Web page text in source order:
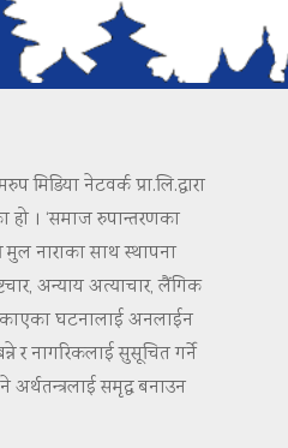
नेटवर्क प्रा.लि.द्वारा
हो । ‘समाज रुपान्तरणका
मुल नाराका साथ स्थापना
अन्याय अत्याचार, लैंगिक
घटनालाई अनलाईन
र नागरिकलाई सुसूचित गर्ने
समृद्ध बनाउन